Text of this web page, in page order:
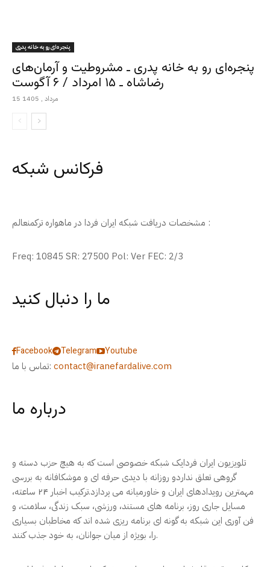
پنجره‌ای رو به خانه پدری
پنجره‌ای رو به خانه پدری ـ مشروطیت و آرمان‌های
رضاشاه ـ ۱۵ امرداد / ۶ آگوست
15 مرداد , 1405
فرکانس شبکه
مشخصات دریافت شبکه ایران فردا در ماهواره ترکمنعالم :
Freq: 10845 SR: 27500 Pol: Ver FEC: 2/3
ما را دنبال کنید
Facebook Telegram
Youtube
تماس با ما: contact@iranefardalive.com
درباره ما
تلویزیون ایران فردایک شبکه خصوصی است که به هیچ حزب دسته و
گروهی تعلق نداردو روزانه با دیدی حرفه ای و موشکافانه به بررسی
مهمترین رویدادهای ایران و خاورمیانه می پردازد.ترکیب اخبار ۲۴ ساعته،
مسایل جاری روز، برنامه های مستند، ورزشی، سبک زندگی، سلامت، و
فن آوری این شبکه به گونه ای برنامه ریزی شده اند که مخاطبان بسیاری
را، بویژه از میان جوانان، به خود جذب کنند.